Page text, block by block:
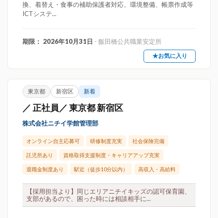
換、着替え・食事の補助保護者対応、環境整備、帳票作成等
ICTシステ...
期限： 2026年10月31日 - 飯田橋公共職業安定所
★お気に入り
東京都 新宿区 新着
／ 正社員／ 東京都 新宿区
株式会社ニチイ学館管理部
オンライン自主応募可 研修制度充実 社会保険完備
託児所あり 資格取得支援制度・キャリアアップ充実
退職金制度あり 駅近（徒歩10分以内） 高収入・高給料
【採用担当より】同じエリアニチイキッズの認可保育園、
支部があるので、困った時には相談相手に...